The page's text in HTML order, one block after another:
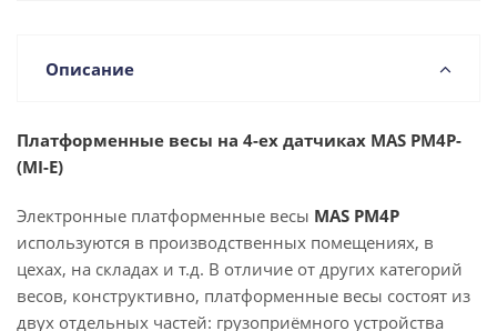
Описание
Платформенные весы на 4-ех датчиках MAS PM4P-
(MI-E)
Электронные платформенные весы MAS PM4P
используются в производственных помещениях, в
цехах, на складах и т.д. В отличие от других категорий
весов, конструктивно, платформенные весы состоят из
двух отдельных частей: грузоприёмного устройства